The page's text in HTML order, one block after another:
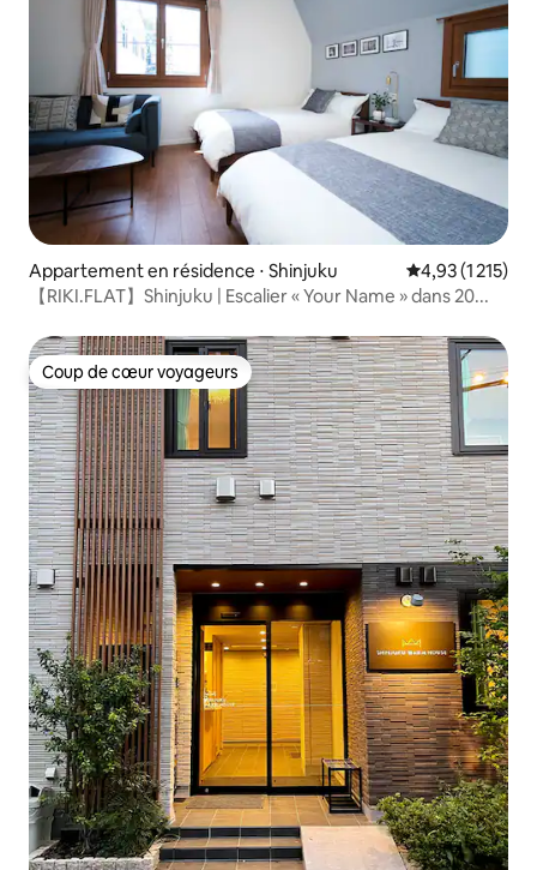
Appartement en résidence ⋅ Shinjuku Évaluation
4,93 (1 215)
【RIKI.FLAT】Shinjuku | Escalier « Your Name » dans 20...
Coup de cœur voyageurs
Coup de cœur voyageurs